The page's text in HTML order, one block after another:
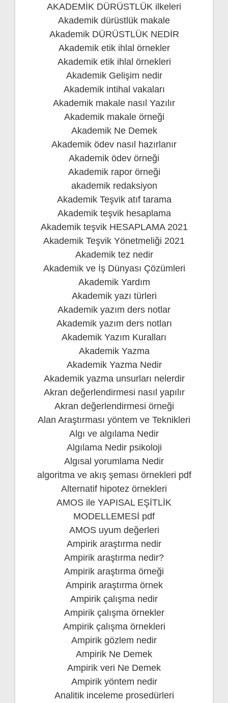
AKADEMİK DÜRÜSTLÜK ilkeleri
Akademik dürüstlük makale
Akademik DÜRÜSTLÜK NEDİR
Akademik etik ihlal örnekler
Akademik etik ihlal örnekleri
Akademik Gelişim nedir
Akademik intihal vakaları
Akademik makale nasıl Yazılır
Akademik makale örneği
Akademik Ne Demek
Akademik ödev nasıl hazırlanır
Akademik ödev örneği
Akademik rapor örneği
akademik redaksiyon
Akademik Teşvik atıf tarama
Akademik teşvik hesaplama
Akademik teşvik HESAPLAMA 2021
Akademik Teşvik Yönetmeliği 2021
Akademik tez nedir
Akademik ve İş Dünyası Çözümleri
Akademik Yardım
Akademik yazı türleri
Akademik yazım ders notlar
Akademik yazım ders notları
Akademik Yazım Kuralları
Akademik Yazma
Akademik Yazma Nedir
Akademik yazma unsurları nelerdir
Akran değerlendirmesi nasıl yapılır
Akran değerlendirmesi örneği
Alan Araştırması yöntem ve Teknikleri
Algı ve algılama Nedir
Algılama Nedir psikoloji
Algısal yorumlama Nedir
algoritma ve akış şeması örnekleri pdf
Alternatif hipotez örnekleri
AMOS ile YAPISAL EŞİTLİK
MODELLEMESİ pdf
AMOS uyum değerleri
Ampirik araştırma nedir
Ampirik araştırma nedir?
Ampirik araştırma örneği
Ampirik araştırma örnek
Ampirik çalışma nedir
Ampirik çalışma örnekler
Ampirik çalışma örnekleri
Ampirik gözlem nedir
Ampirik Ne Demek
Ampirik veri Ne Demek
Ampirik yöntem nedir
Analitik inceleme prosedürleri